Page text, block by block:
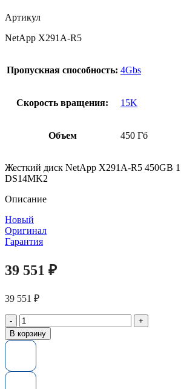
Артикул
NetApp X291A-R5
Пропускная способность: 4Gbs
Скорость вращения: 15K
Объем 450 Гб
Жесткий диск NetApp X291A-R5 450GB
DS14MK2
Описание
Новый
Оригинал
Гарантия
39 551 ₽
39 551 ₽
Количество
товара
Жесткий
X291A-
В корзину